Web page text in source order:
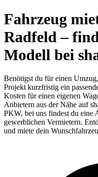
Fahrzeug
Radfeld –
Modell bei
Benötigst du für einen
Projekt kurzfristig ein
Kosten für einen eigenen
Anbietern aus der Nähe auf
PKW, bei uns findest du eine
gewerblichen Vermietern.
und miete dein